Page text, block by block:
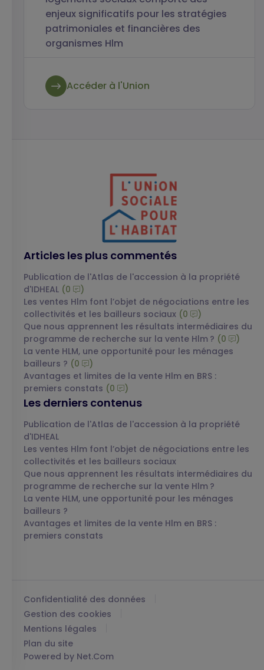
enjeux significatifs pour les stratégies
patrimoniales et financières des
organismes Hlm
Accéder à l'Union
Articles les plus commentés
Publication de l'Atlas de l'accession à la propriété
d'IDHEAL (0
)
Les ventes Hlm font l’objet de négociations entre les
collectivités et les bailleurs sociaux (0
)
Que nous apprennent les résultats intermédiaires du
programme de recherche sur la vente Hlm ? (0
)
La vente HLM, une opportunité pour les ménages
bailleurs ? (0
)
Avantages et limites de la vente Hlm en BRS :
premiers constats (0 )
Les derniers contenus
Publication de l'Atlas de l'accession à la propriété
d'IDHEAL
Les ventes Hlm font l’objet de négociations entre les
collectivités et les bailleurs sociaux
Que nous apprennent les résultats intermédiaires du
programme de recherche sur la vente Hlm ?
La vente HLM, une opportunité pour les ménages
bailleurs ?
Avantages et limites de la vente Hlm en BRS :
premiers constats
Confidentialité des données
Gestion des cookies
Mentions légales
Plan du site
Powered by Net.Com